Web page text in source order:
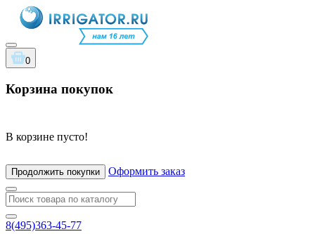
0
Корзина покупок
В корзине пусто!
Продолжить покупки Оформить заказ
8(495)363-45-77